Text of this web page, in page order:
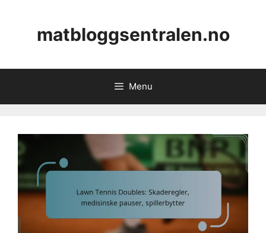
matbloggsentralen.no
Menu